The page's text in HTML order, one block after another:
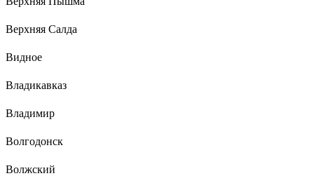
Верхняя Салда
Видное
Владикавказ
Владимир
Волгодонск
Волжский